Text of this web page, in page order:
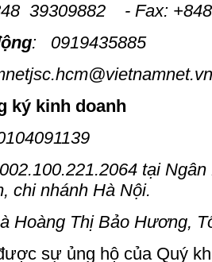
39309882 - Fax:
: 0919435885
ký kinh doanh
tại
chi nhánh Hà Nội.
Thị Bảo Hương,
sự ủng hộ của Quý